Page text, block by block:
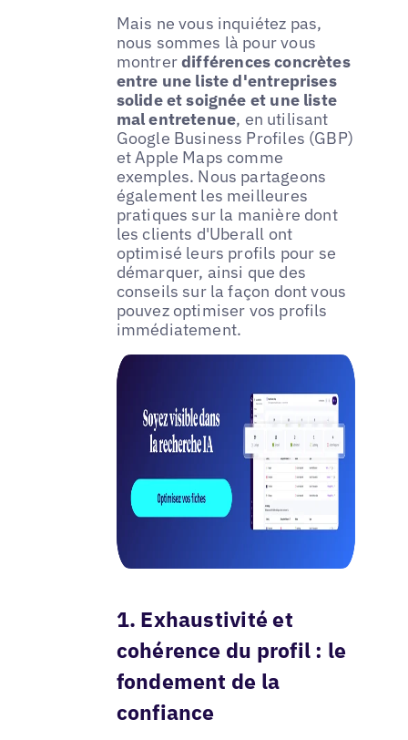
Mais ne vous inquiétez pas,
nous sommes là pour vous
montrerdifférences concrètes
entre une liste d'entreprises
solide et soignée et une liste
mal entretenue, en utilisant
Google Business Profiles (GBP)
et Apple Maps comme
exemples. Nous partageons
également les meilleures
pratiques sur la manière dont
les clients d'Uberall ont
optimisé leurs profils pour se
démarquer, ainsi que des
conseils sur la façon dont vous
pouvez optimiser vos profils
immédiatement.
1. Exhaustivité et
cohérence du profil : le
fondement de la
confiance